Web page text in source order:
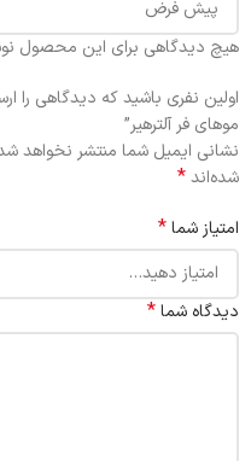
هیچ دیدگاهی برای این محصول
اولین نفری باشید که دیدگاهی
موهای فر آلترهیر”
نشانی ایمیل شما منتشر نخواهد
شده‌اند*
امتیاز شما*
دیدگاه شما*